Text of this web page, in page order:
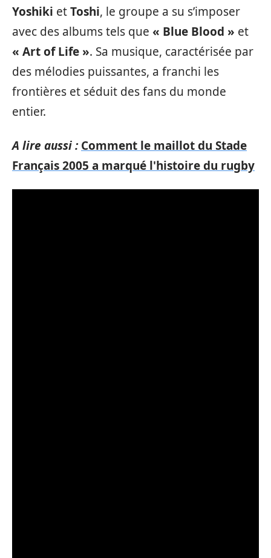
Yoshiki etToshi, le groupe a su s’imposer
avec des albums tels que « Blue Blood » et
« Art of Life ». Sa musique, caractérisée par
des mélodies puissantes, a franchi les
frontières et séduit des fans du monde
entier.
A lire aussi : Comment le maillot du Stade
Français 2005 a marqué l'histoire du rugby